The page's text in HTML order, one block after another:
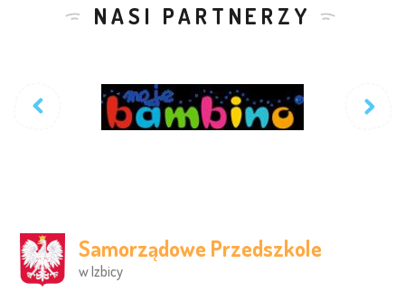
NASI PARTNERZY
Samorządowe Przedszkole
w Izbicy